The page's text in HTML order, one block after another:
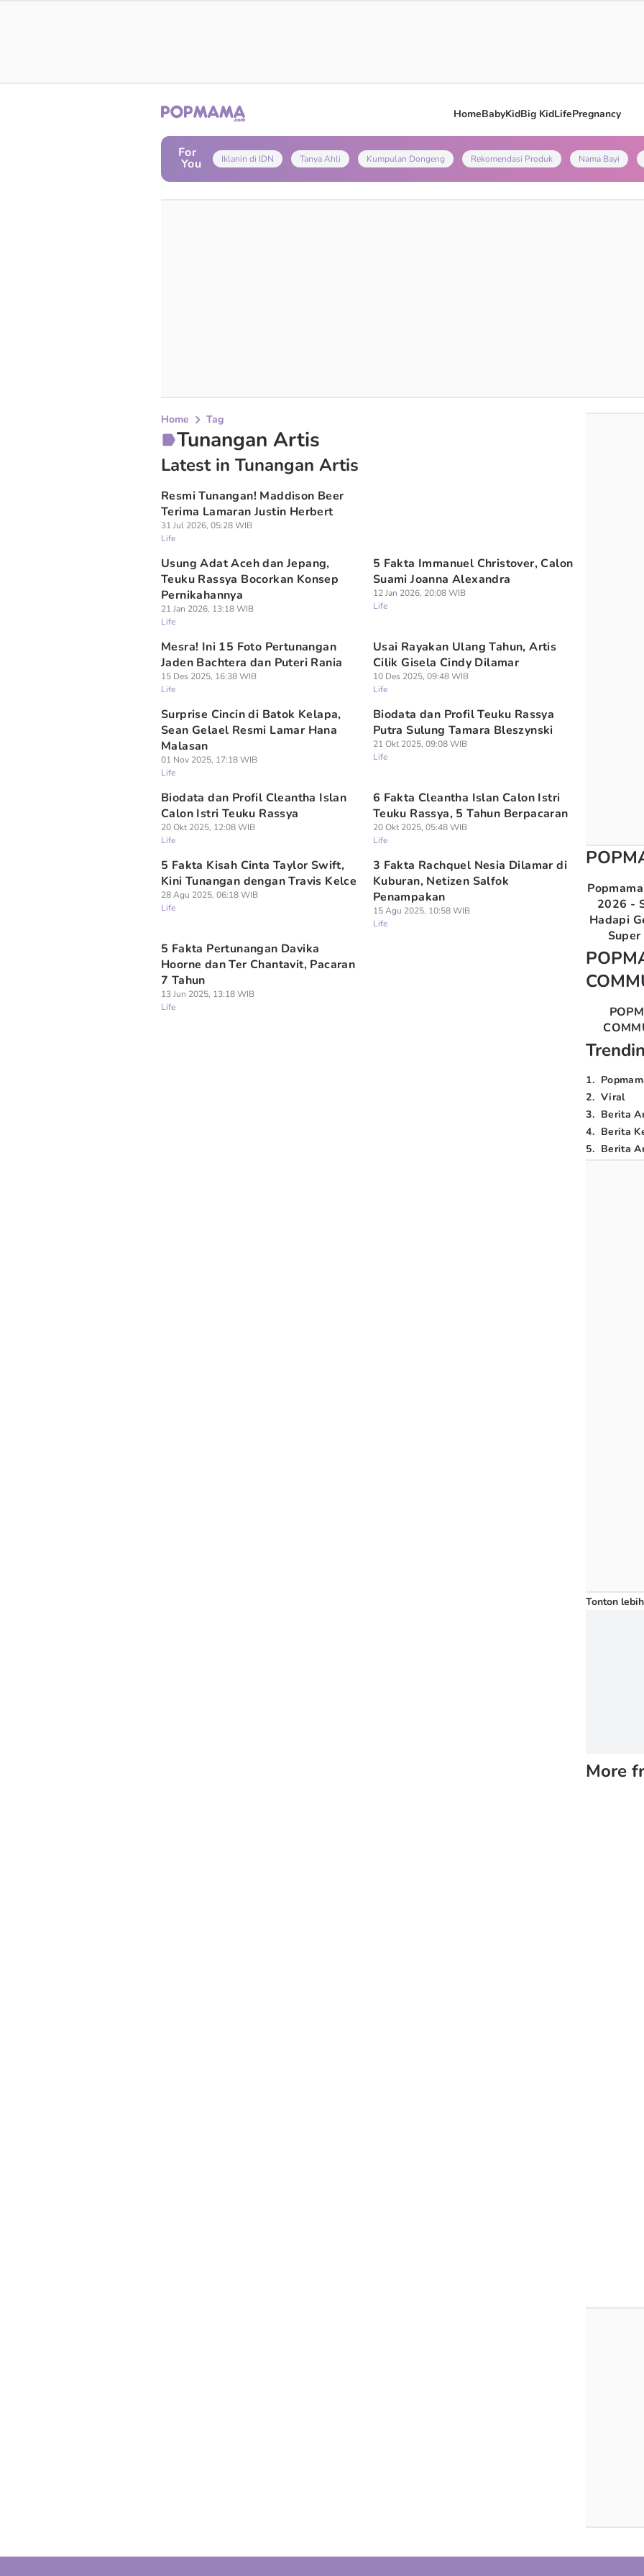
HomeBabyKidBig KidLifePregnancy
For
You Iklanin di IDN Tanya Ahli Kumpulan Dongeng Rekomendasi Produk Nama Bayi
Home Tag
Tunangan Artis
Latest in Tunangan Artis
Resmi Tunangan! Maddison Beer
Terima Lamaran Justin Herbert
31 Jul 2026, 05:28 WIB
Life
Usung Adat Aceh dan Jepang,
Teuku Rassya Bocorkan Konsep
Pernikahannya
21 Jan 2026, 13:18 WIB
Life
5 Fakta Immanuel Christover, Calon
Suami Joanna Alexandra
12 Jan 2026, 20:08 WIB
Life
Mesra! Ini 15 Foto Pertunangan
Jaden Bachtera dan Puteri Rania
15 Des 2025, 16:38 WIB
Life
Usai Rayakan Ulang Tahun, Artis
Cilik Gisela Cindy Dilamar
10 Des 2025, 09:48 WIB
Life
Surprise Cincin di Batok Kelapa,
Sean Gelael Resmi Lamar Hana
Malasan
01 Nov 2025, 17:18 WIB
Life
Biodata dan Profil Teuku Rassya
Putra Sulung Tamara Bleszynski
21 Okt 2025, 09:08 WIB
Life
Biodata dan Profil Cleantha Islan
Calon Istri Teuku Rassya
20 Okt 2025, 12:08 WIB
Life
6 Fakta Cleantha Islan Calon Istri
Teuku Rassya, 5 Tahun Berpacaran
20 Okt 2025, 05:48 WIB
Life
5 Fakta Kisah Cinta Taylor Swift,
Kini Tunangan dengan Travis Kelce
28 Agu 2025, 06:18 WIB
Life
3 Fakta Rachquel Nesia Dilamar di
Kuburan, Netizen Salfok
Penampakan
15 Agu 2025, 10:58 WIB
Life
5 Fakta Pertunangan Davika
Hoorne dan Ter Chantavit, Pacaran
7 Tahun
13 Jun 2025, 13:18 WIB
Life
2026 -
Hadapi
1.
2. Viral
3. Berita
4. Berita
5. Berita
Tonton
More